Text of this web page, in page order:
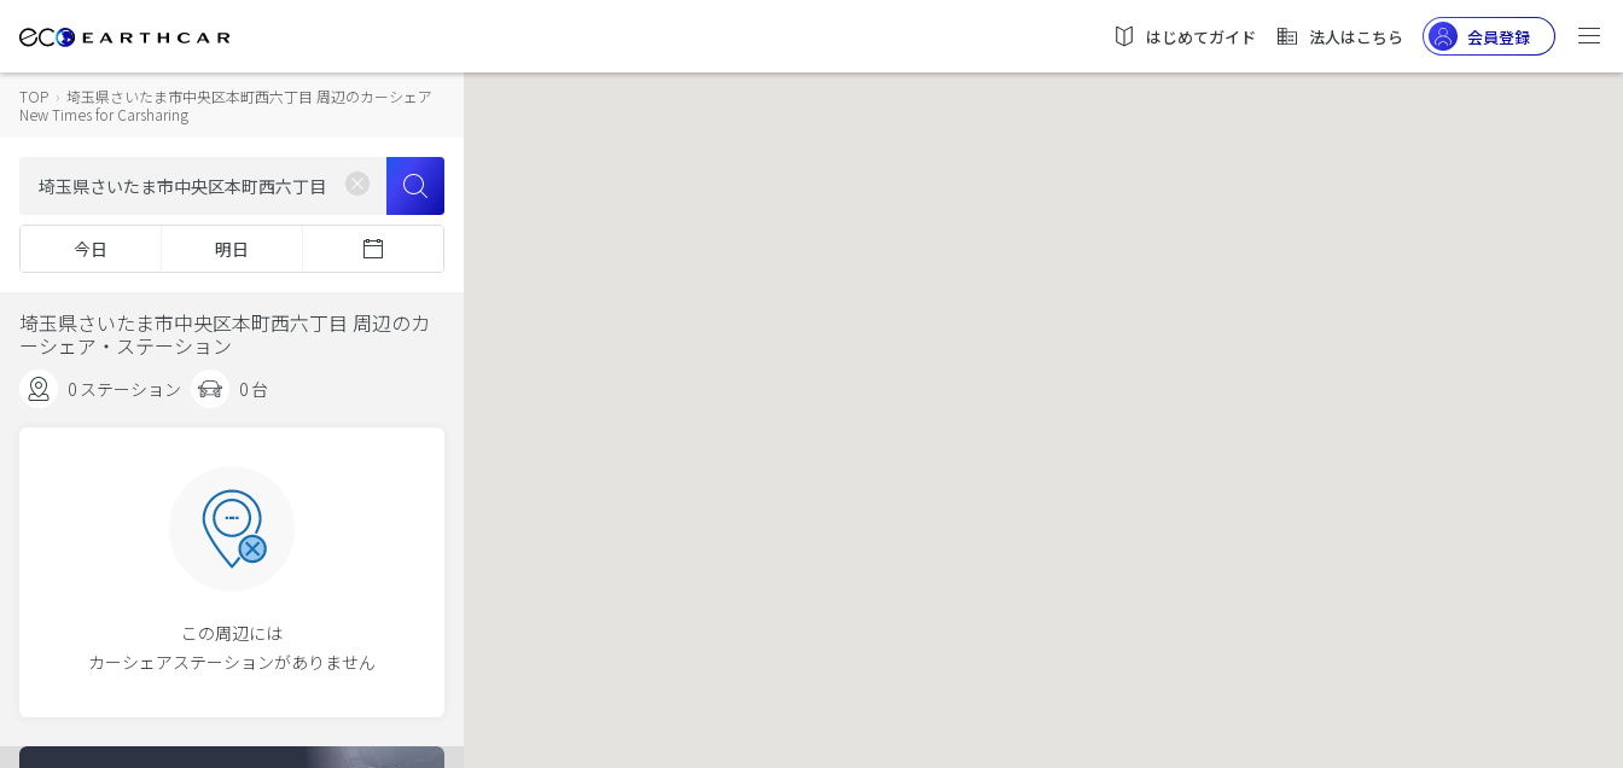
はじめてガイド 法人はこちら 会員登録
TOP › 埼玉県さいたま市中央区本町西六丁目 周辺のカーシェア
New Times for Carsharing
今日 明日
埼玉県さいたま市中央区本町西六丁目 周辺のカ
ーシェア・ステーション
0 ステーション 0 台
この周辺には
カーシェアステーションがありません